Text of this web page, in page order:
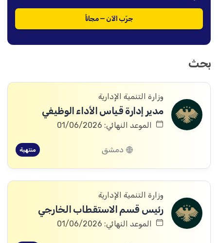
جرّب الآن — مجاناً
بحث
وزارة التنمية الإدارية
مدير إدارة قياس الأداء الوظيفي
الموعد النهائي: 01/06/2026
دمشق منتهية
وزارة التنمية الإدارية
رئيس قسم الاستقطاب الخارجي
الموعد النهائي: 01/06/2026